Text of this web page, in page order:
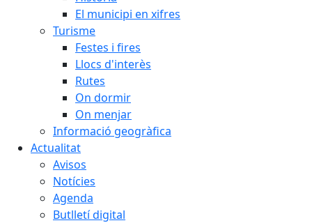
El municipi en xifres
Turisme
Festes i fires
Llocs d'interès
Rutes
On dormir
On menjar
Informació geogràfica
Actualitat
Avisos
Notícies
Agenda
Butlletí digital